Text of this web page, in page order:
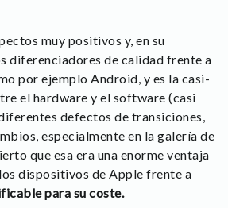
muy positivos y, en su
diferenciadores de calidad frente a
por ejemplo Android, y es la casi-
el hardware y el software (casi
defectos de transiciones,
especialmente en la galería de
que esa era una enorme ventaja
dispositivos de Apple frente a
para su coste.